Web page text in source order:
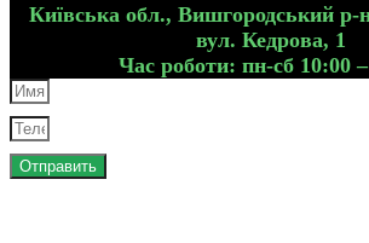
Київська обл., Вишгородський р-
вул. Кедрова, 1
Час роботи: пн-сб 10:00
Отправить